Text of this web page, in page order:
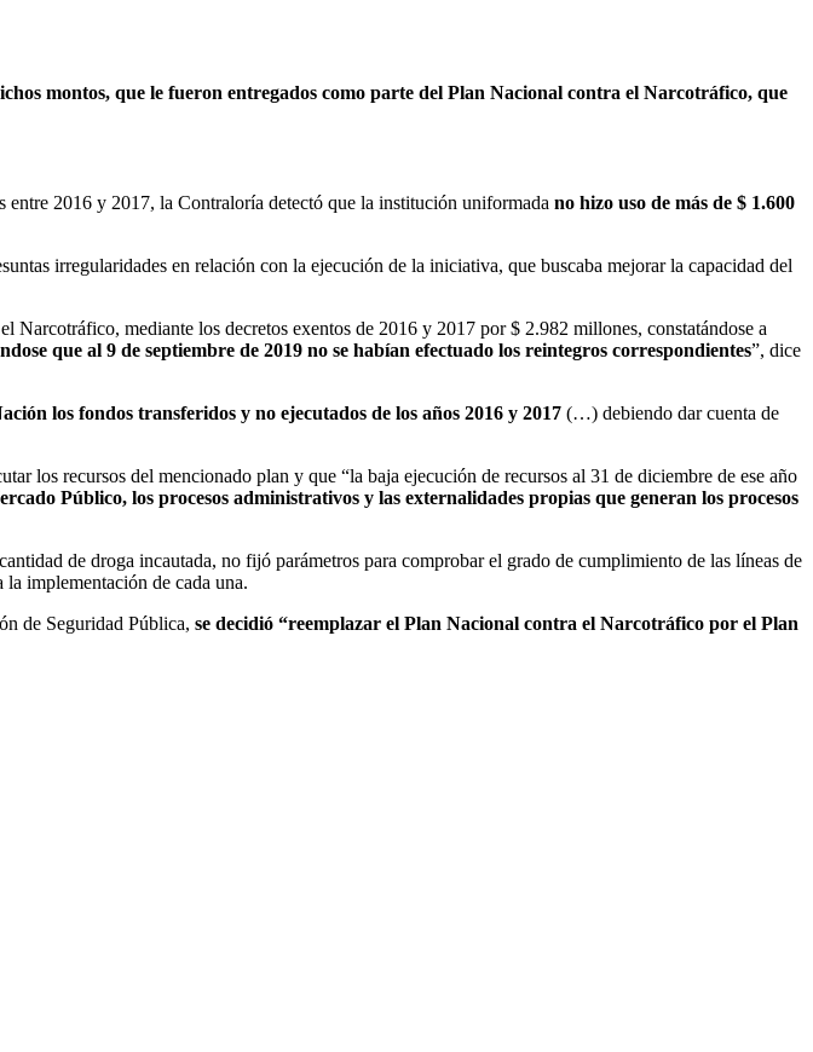
montos, que le fueron entregados como parte del Plan Nacional contra el Narcotráfico, que
2016 y 2017, la Contraloría detectó que la institución uniformada no hizo uso de más de $ 1.600
irregularidades en relación con la ejecución de la iniciativa, que buscaba mejorar la capacidad del
mediante los decretos exentos de 2016 y 2017 por $ 2.982 millones, constatándose a
que al 9 de septiembre de 2019 no se habían efectuado los reintegros correspondientes”, dice
los fondos transferidos y no ejecutados de los años 2016 y 2017 (…) debiendo dar cuenta de
los recursos del mencionado plan y que “la baja ejecución de recursos al 31 de diciembre de ese año
Público, los procesos administrativos y las externalidades propias que generan los procesos
de droga incautada, no fijó parámetros para comprobar el grado de cumplimiento de las líneas de
la implementación de cada una.
de Seguridad Pública, se decidió “reemplazar el Plan Nacional contra el Narcotráfico por el Plan